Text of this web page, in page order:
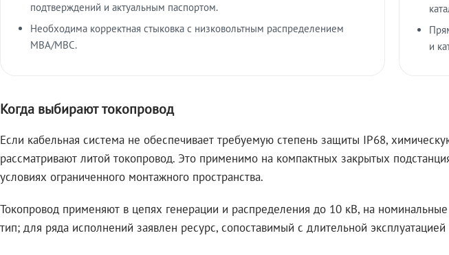
подтверждений и актуальным паспортом.
Необходима корректная стыковка с низковольтным распределением
МВА/МВС.
и
Когда выбирают токопровод
Если кабельная система не обеспечивает требуемую степень защиты IP68,
рассматривают литой токопровод. Это применимо на компактных закрытых
условиях ограниченного монтажного пространства.
Токопровод применяют в цепях генерации и распределения до 10 кВ, на
тип; для ряда исполнений заявлен ресурс, сопоставимый с длительной